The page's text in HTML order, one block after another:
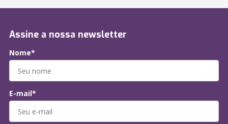
Assine a nossa newsletter
Nome*
E-mail*